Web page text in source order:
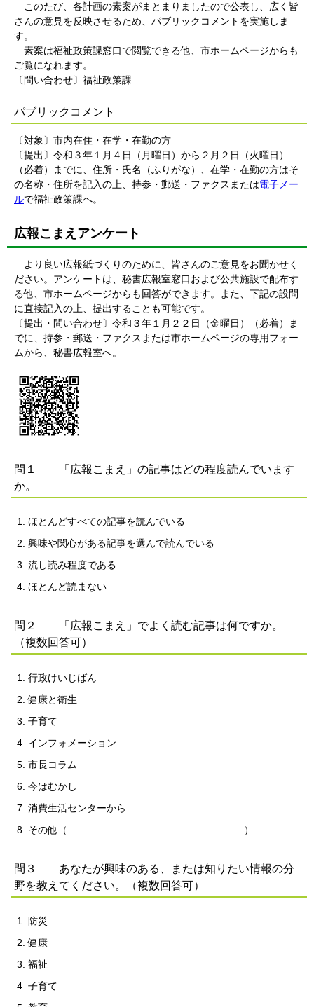
このたび、各計画の素案がまとまりましたので公表し、広く皆
さんの意見を反映させるため、パブリックコメントを実施しま
す。
素案は福祉政策課窓口で閲覧できる他、市ホームページからも
ご覧になれます。
〔問い合わせ〕福祉政策課
パブリックコメント
〔対象〕市内在住・在学・在勤の方
〔提出〕令和３年１月４日（月曜日）から２月２日（火曜日）
（必着）までに、住所・氏名（ふりがな）、在学・在勤の方はそ
の名称・住所を記入の上、持参・郵送・ファクスまたは電子メー
ルで福祉政策課へ。
広報こまえアンケート
より良い広報紙づくりのために、皆さんのご意見をお聞かせく
ださい。アンケートは、秘書広報室窓口および公共施設で配布す
る他、市ホームページからも回答ができます。また、下記の設問
に直接記入の上、提出することも可能です。
〔提出・問い合わせ〕令和３年１月２２日（金曜日）（必着）ま
でに、持参・郵送・ファクスまたは市ホームページの専用フォー
ムから、秘書広報室へ。
問１ 「広報こまえ」の記事はどの程度読んでいます
か。
ほとんどすべての記事を読んでいる
興味や関心がある記事を選んで読んでいる
流し読み程度である
ほとんど読まない
問２ 「広報こまえ」でよく読む記事は何ですか。
（複数回答可）
行政けいじばん
健康と衛生
子育て
インフォメーション
市長コラム
今はむかし
消費生活センターから
その他（ ）
問３ あなたが興味のある、または知りたい情報の分
野を教えてください。（複数回答可）
防災
健康
福祉
子育て